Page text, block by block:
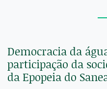
Democracia da
participação da
da Epopeia do